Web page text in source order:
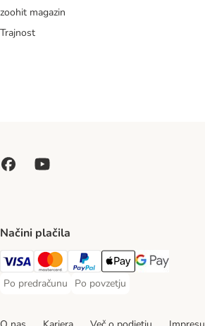
zoohit magazin
Trajnost
Načini plačila
Visa Payment Method
MasterCard Payment Method
PayPal Payment Method
Apple Pay Payment
Google pay
Po predračunu
Po predračunu Payment Method
Po povzetju
Po povzetju Payment Method